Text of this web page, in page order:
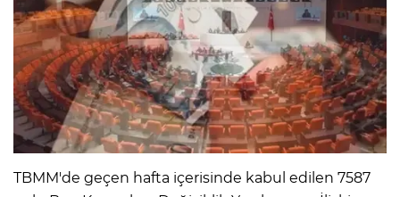
TBMM'de geçen hafta içerisinde kabul edilen 7587